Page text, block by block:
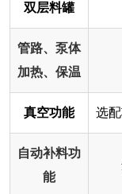
双层料罐
管路、泵体
加热、保温
真空功能 选
自动补料功
能